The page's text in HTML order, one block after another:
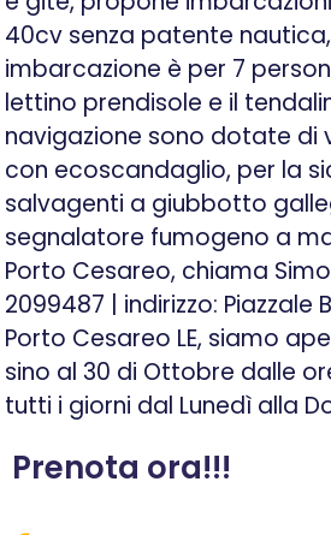
40cv senza patente
imbarcazione è per 7
lettino prendisole e il
navigazione sono dotate di
con ecoscandaglio, per la
salvagenti a giubbotto
segnalatore fumogeno a
Porto Cesareo, chiama
2099487 | indirizzo: Piazzale
Porto Cesareo LE, siamo
sino al 30 di Ottobre dalle
tutti i giorni dal Lunedì alla
Prenota ora!!!